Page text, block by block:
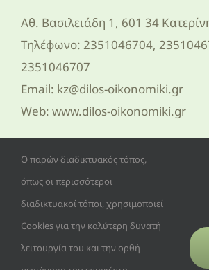
Αθ. Βασιλειάδη 1, 601 34
Τηλέφωνο: 2351046704,
2351046707
Email: kz@dilos-oikonomiki.gr
Web: www.dilos-oikonomiki.gr
2026 | Dilos
Ο παρών διαδικτυακός τόπος,
όπως οι περισσότεροι
διαδικτυακοί τόποι, χρησιμοποιεί
Cookies για την καλύτερη δυνατή
λειτουργία του και την ορθή